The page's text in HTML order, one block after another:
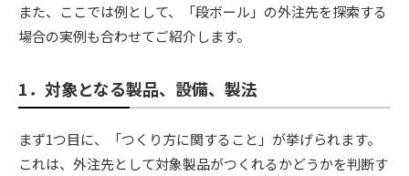
また、ここでは例として、「段ボール」の外注先を探索する
場合の実例も合わせてご紹介します。
1．対象となる製品、設備、製法
まず1つ目に、「つくり方に関すること」が挙げられます。
これは、外注先として対象製品がつくれるかどうかを判断す